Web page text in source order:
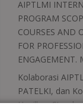
AIPTLMI
PROGRAM
COURSES AND
FOR
ENGAGEMENT.
Kolaborasi
PATELKI, dan
Hasilkan